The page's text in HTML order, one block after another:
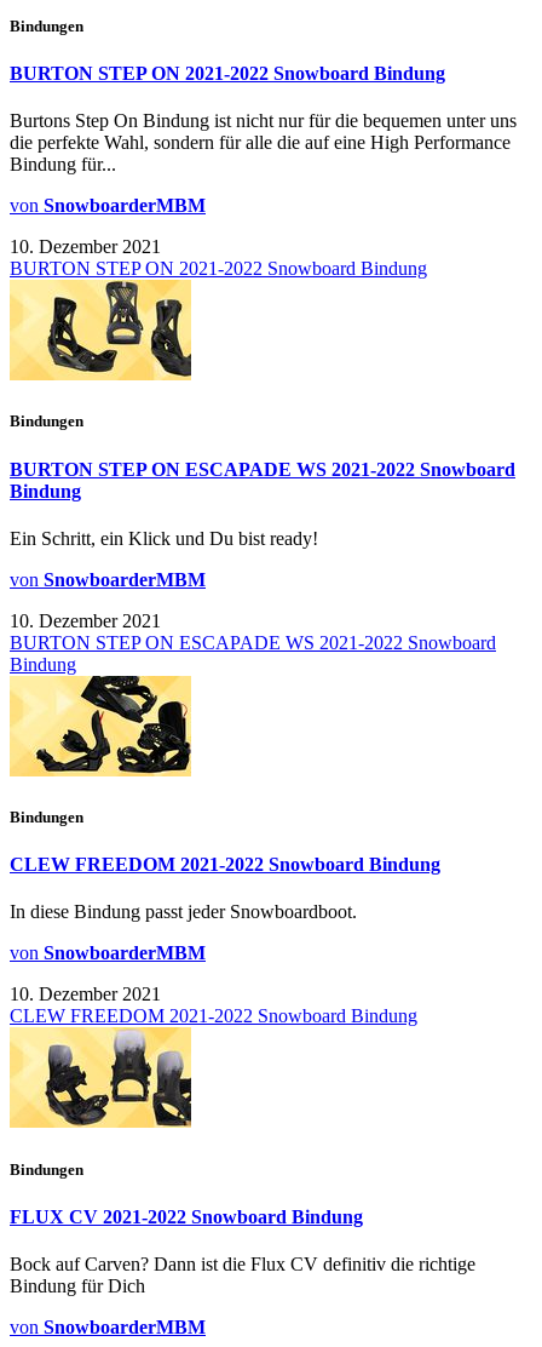
Bindungen
BURTON STEP ON 2021-2022 Snowboard Bindung
Burtons Step On Bindung ist nicht nur für die bequemen unter uns
die perfekte Wahl, sondern für alle die auf eine High Performance
Bindung für...
von SnowboarderMBM
10. Dezember 2021
BURTON STEP ON 2021-2022 Snowboard Bindung
Bindungen
BURTON STEP ON ESCAPADE WS 2021-2022 Snowboard
Bindung
Ein Schritt, ein Klick und Du bist ready!
von SnowboarderMBM
10. Dezember 2021
BURTON STEP ON ESCAPADE WS 2021-2022 Snowboard
Bindung
Bindungen
CLEW FREEDOM 2021-2022 Snowboard Bindung
In diese Bindung passt jeder Snowboardboot.
von SnowboarderMBM
10. Dezember 2021
CLEW FREEDOM 2021-2022 Snowboard Bindung
Bindungen
FLUX CV 2021-2022 Snowboard Bindung
Bock auf Carven? Dann ist die Flux CV definitiv die richtige
Bindung für Dich
von SnowboarderMBM